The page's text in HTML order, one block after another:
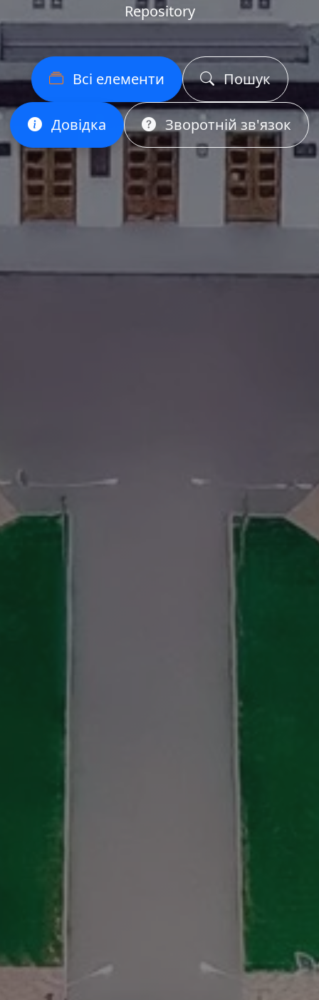
Repository
Всі елементи Пошук
Довідка Зворотній зв'язок